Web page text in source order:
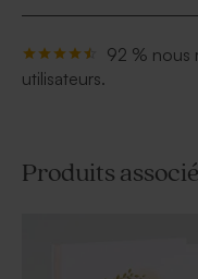
92 % nous
utilisateurs.
Produits